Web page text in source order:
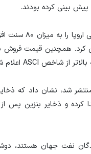
منتشر شد، نشان داد که
کرده و ذخایر بنزین پس
نفت جهان هستند،